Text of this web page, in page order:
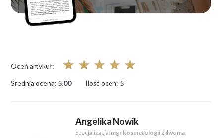
Oceń artykuł: ☆ ☆ ☆ ☆ ☆
Średnia ocena: 5.00 Ilość ocen: 5
Angelika Nowik
Specjalizacja: mgr kosmetologii z dwoma